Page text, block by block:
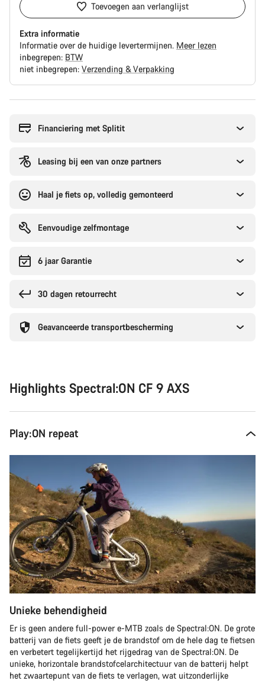
Toevoegen aan verlanglijst
Extra informatie
Informatie over de huidige levertermijnen. Meer lezen
inbegrepen: BTW
niet inbegrepen: Verzending & Verpakking
Financiering met Splitit
Leasing bij een van onze partners
Haal je fiets op, volledig gemonteerd
Eenvoudige zelfmontage
6 jaar Garantie
30 dagen retourrecht
Geavanceerde transportbescherming
Highlights Spectral:ON CF 9 AXS
Play:ON repeat
Unieke behendigheid
Er is geen andere full-power e-MTB zoals de Spectral:ON. De grote
batterij van de fiets geeft je de brandstof om de hele dag te fietsen
en verbetert tegelijkertijd het rijgedrag van de Spectral:ON. De
unieke, horizontale brandstofcelarchitectuur van de batterij helpt
het zwaartepunt van de fiets te verlagen, wat uitzonderlijke